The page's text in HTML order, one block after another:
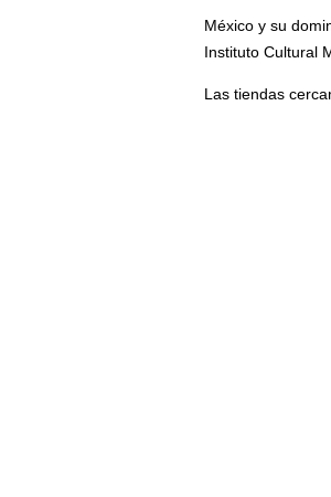
México y su
Instituto Cultural
Las tiendas